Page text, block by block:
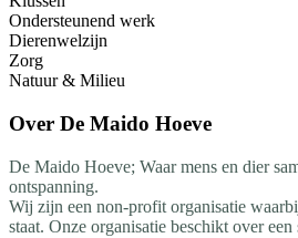
Ondersteunend werk
Dierenwelzijn
Zorg
Natuur & Milieu
Over De Maido Hoeve
De Maido Hoeve; Waar mens en dier
ontspanning.
Wij zijn een non-profit organisatie
staat. Onze organisatie beschikt over